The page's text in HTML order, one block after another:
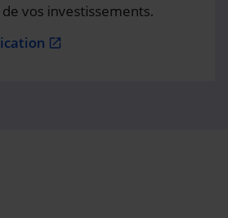
de vos investissements.
open_in_new